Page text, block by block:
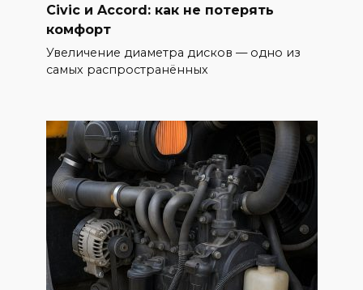
Civic и Accord: как не потерять
комфорт
Увеличение диаметра дисков — одно из
самых распространённых